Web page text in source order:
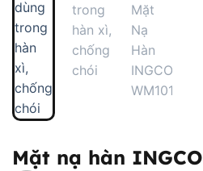
Mặt nạ hàn